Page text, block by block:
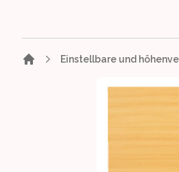
Einstellbare und